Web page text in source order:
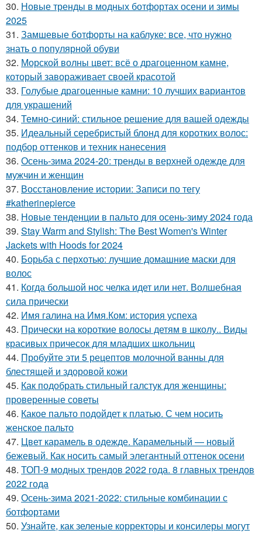
30. Новые тренды в модных ботфортах осени и зимы
2025
31. Замшевые ботфорты на каблуке: все, что нужно
знать о популярной обуви
32. Морской волны цвет: всё о драгоценном камне,
который завораживает своей красотой
33. Голубые драгоценные камни: 10 лучших вариантов
для украшений
34. Темно-синий: стильное решение для вашей одежды
35. Идеальный серебристый блонд для коротких волос:
подбор оттенков и техник нанесения
36. Осень-зима 2024-20: тренды в верхней одежде для
мужчин и женщин
37. Восстановление истории: Записи по тегу
#katherinepierce
38. Новые тенденции в пальто для осень-зиму 2024 года
39. Stay Warm and Stylish: The Best Women's Winter
Jackets with Hoods for 2024
40. Борьба с перхотью: лучшие домашние маски для
волос
41. Когда большой нос челка идет или нет. Волшебная
сила прически
42. Имя галина на Имя.Ком: история успеха
43. Прически на короткие волосы детям в школу.. Виды
красивых причесок для младших школьниц
44. Пробуйте эти 5 рецептов молочной ванны для
блестящей и здоровой кожи
45. Как подобрать стильный галстук для женщины:
проверенные советы
46. Какое пальто подойдет к платью. С чем носить
женское пальто
47. Цвет карамель в одежде. Карамельный — новый
бежевый. Как носить самый элегантный оттенок осени
48. ТОП-9 модных трендов 2022 года. 8 главных трендов
2022 года
49. Осень-зима 2021-2022: стильные комбинации с
ботфортами
50. Узнайте, как зеленые корректоры и консилеры могут